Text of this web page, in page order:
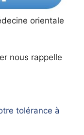
orientale
nous rappelle
tolérance à